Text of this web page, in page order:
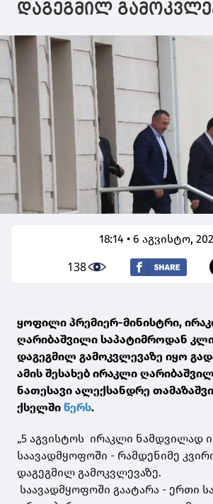
დაგეგმილ
18:14 • 6 აგვისტო,
138
ყოფილი პრემიერ-მინისტრი,
ღარიბაშვილი საპატიმროდან
დაგეგმილ გამოკვლევაზე იყო
ამის შესახებ ირაკლი
ნათესავი ალექსანდრე
ქსელში წერს.
„5 აგვისტოს ირაკლი ნამდვილად
საავადმყოფოში - რამდენიმე
დაგეგმილ გამოკვლევაზე.
საავადმყოფოში გაატარა - ერთი